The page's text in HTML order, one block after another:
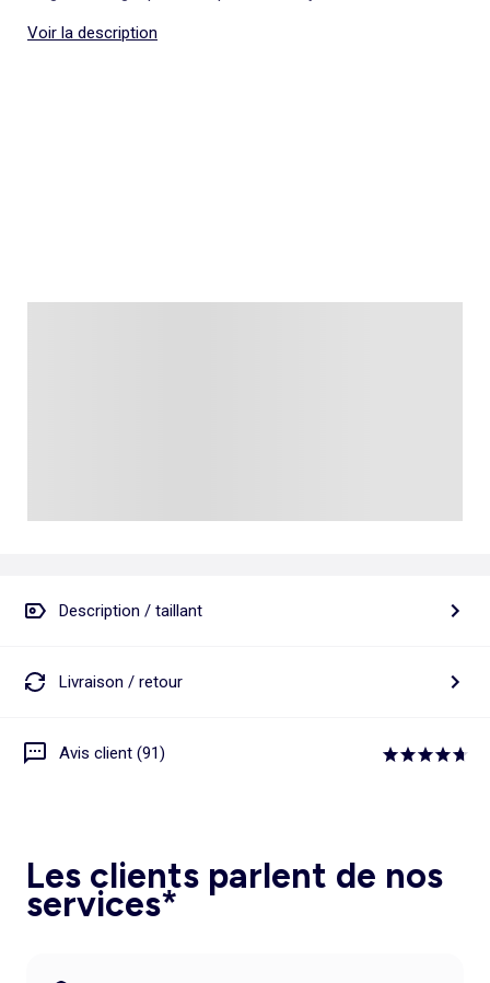
Voir la description
Description / taillant
Livraison / retour
Avis client (91)
Les clients parlent de nos
services*